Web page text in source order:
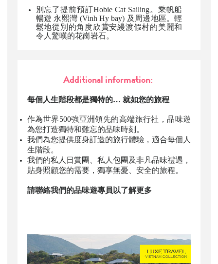
別忘了提前預訂Hobie Cat Sailing。乘帆船
暢遊 永熙灣 (Vinh Hy bay) 及周邊地區。輕
鬆地從別的角度欣賞安縵渡假村的美麗和
令人驚嘆的花崗岩石。
Additional information:
每個人生階段都是獨特的… 就如您的旅程
作為世界500強亞洲領先的高端旅行社，品味遊
為您打造獨特和難忘的品味時刻。
我們為您提供度身訂造的旅行體驗，適合每個人
生階段。
我們的私人日賞團、私人包團及非凡品味禮遇，
貼身照顧您的需要，獨享無憂、安全的旅程。
請聯絡我們的品味遊專員以了解更多